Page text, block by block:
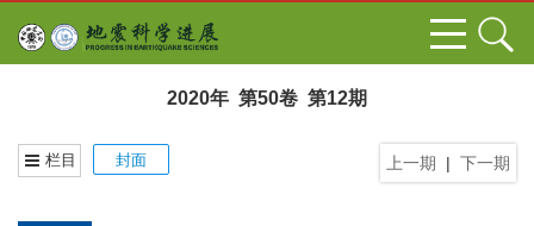
2020年 第50卷 第12期
上一期 | 下一期
栏目 封面